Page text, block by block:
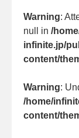
Warning:
null in /
infinite.jp/
content/
Warning:
/home/
content/